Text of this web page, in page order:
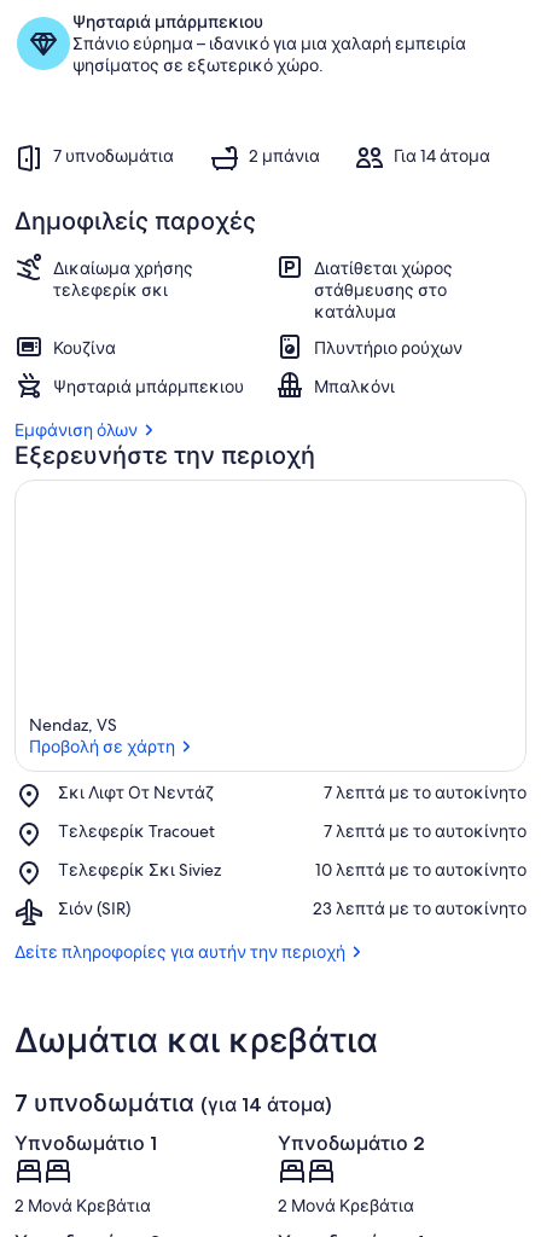
VALLEYSΨησταριά μπάρμπεκιου
Σπάνιο εύρημα – ιδανικό για μια χαλαρή εμπειρία
ψησίματος σε εξωτερικό χώρο.
7 υπνοδωμάτια 2 μπάνια Για 14 άτομα
Δημοφιλείς παροχές
Δικαίωμα χρήσης
τελεφερίκ σκι
Διατίθεται χώρος
στάθμευσης στο
κατάλυμα
Κουζίνα
Πλυντήριο ρούχων
Ψησταριά μπάρμπεκιου
Μπαλκόνι
Εμφάνιση όλων
Εξερευνήστε την περιοχή
Nendaz, VS
Προβολή σε χάρτη
Σκι Λιφτ Οτ Νεντάζ
Place,
Λιφτ
Νεντάζ
‪7 λεπτά με το αυτοκίνητο‬
Τελεφερίκ Tracouet
Place,
Tracouet
‪7 λεπτά με το αυτοκίνητο‬
Τελεφερίκ Σκι Siviez
Place,
Σκι
‪10 λεπτά με το αυτοκίνητο‬
Σιόν (SIR)
Airport,
(SIR)
‪23 λεπτά με το αυτοκίνητο‬
Δείτε πληροφορίες για αυτήν την περιοχή
Δωμάτια και κρεβάτια
7 υπνοδωμάτια (για 14 άτομα)
Υπνοδωμάτιο 1
2 Μονά Κρεβάτια
Υπνοδωμάτιο 2
2 Μονά Κρεβάτια